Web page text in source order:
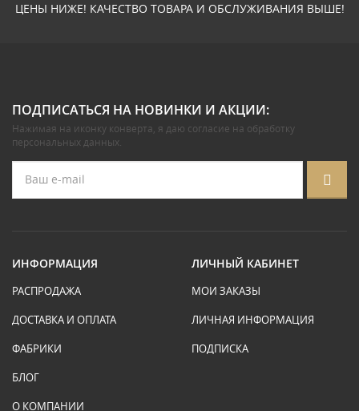
ЦЕНЫ НИЖЕ! КАЧЕСТВО ТОВАРА И ОБСЛУЖИВАНИЯ ВЫШЕ!
ПОДПИСАТЬСЯ НА НОВИНКИ И АКЦИИ:
Нажимая на иконку конверта, я даю согласие на обработку
персональных данных.
ИНФОРМАЦИЯ
РАСПРОДАЖА
ДОСТАВКА И ОПЛАТА
ФАБРИКИ
БЛОГ
О КОМПАНИИ
ЛИЧНЫЙ КАБИНЕТ
МОИ ЗАКАЗЫ
ЛИЧНАЯ ИНФОРМАЦИЯ
ПОДПИСКА